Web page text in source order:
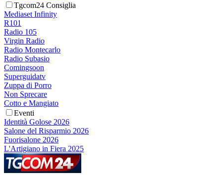
Tgcom24 Consiglia
Mediaset Infinity
R101
Radio 105
Virgin Radio
Radio Montecarlo
Radio Subasio
Comingsoon
Superguidatv
Zuppa di Porro
Non Sprecare
Cotto e Mangiato
Eventi
Identità Golose 2026
Salone del Risparmio 2026
Fuorisalone 2026
L'Artigiano in Fiera 2025